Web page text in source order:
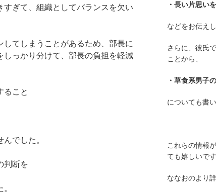
ぎて、 組織としてバランスを欠い
てしまうことがあるため、 部長に
っかり分けて、 部長の負担を軽減
ること
んでした。
判断を
・長い片思い
などをお伝え
さらに、彼氏
ことから、
・草食系男子
についても書
これらの情報
ても嬉しいで
ななおのより